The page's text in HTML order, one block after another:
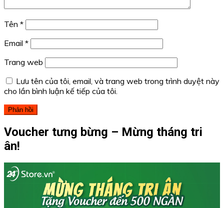
Tên *
Email *
Trang web
Lưu tên của tôi, email, và trang web trong trình duyệt này
cho lần bình luận kế tiếp của tôi.
Voucher tưng bừng – Mừng tháng tri
ân!